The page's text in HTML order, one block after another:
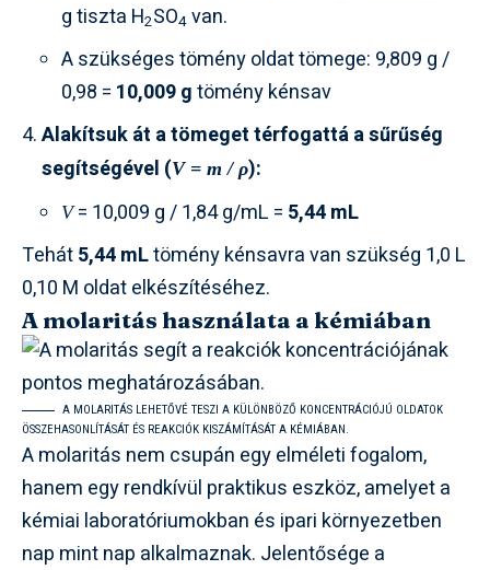
g tiszta H2SO4 van.
A szükséges tömény oldat tömege: 9,809 g /
0,98 = 10,009 gtömény kénsav
Alakítsuk át a tömeget térfogattá a sűrűség
segítségével (V = m / ρ):
V= 10,009 g / 1,84 g/mL = 5,44 mL
Tehát5,44 mLtömény kénsavra van szükség 1,0 L
0,10 M oldat elkészítéséhez.
A molaritás használata a kémiában
A MOLARITÁS LEHETŐVÉ TESZI A KÜLÖNBÖZŐ KONCENTRÁCIÓJÚ OLDATOK
ÖSSZEHASONLÍTÁSÁT ÉS REAKCIÓK KISZÁMÍTÁSÁT A KÉMIÁBAN.
A molaritás nem csupán egy elméleti fogalom,
hanem egy rendkívül praktikus eszköz, amelyet a
kémiai laboratóriumokban és ipari környezetben
nap mint nap alkalmaznak. Jelentősége a